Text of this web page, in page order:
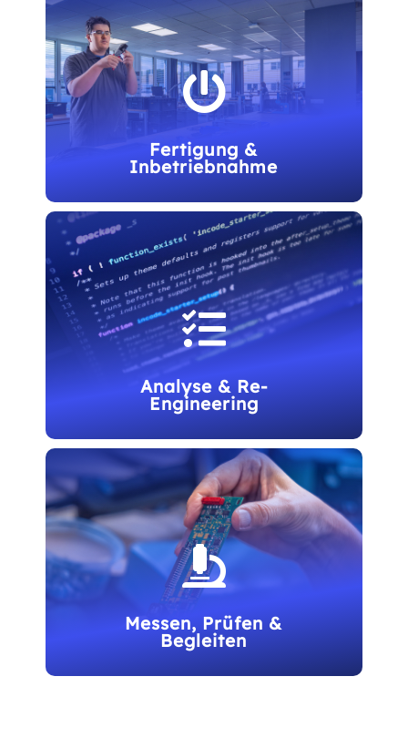
Wir bauen Prüf- und Inbetriebnahmemittel,
erstellen Fertigungs- und Prüfunterlagen, und
begleiten Sie bei Zertifizierungen.

Fertigung &
Inbetriebnahme
Als Teil unseres Full-Service-Versprechens
übernehmen wir auch die Fertigung Ihrer
Produkte, Systeme oder Komponenten.

Analyse & Re-
Engineering
Wir helfen bei Produktfehlern,
Bauteilobsoleszenz oder verlorenem Wissen.

Messen, Prüfen &
Begleiten